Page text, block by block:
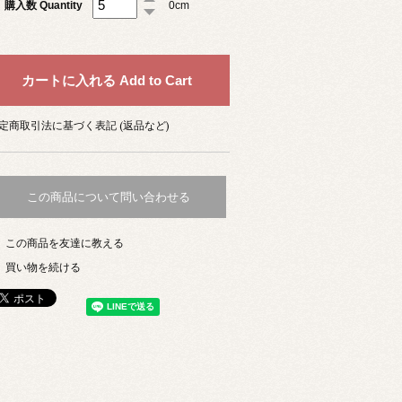
購入数 Quantity 0cm
商取引法に基づく表記 (返品など)
この商品について問い合わせる
この商品を友達に教える
買い物を続ける